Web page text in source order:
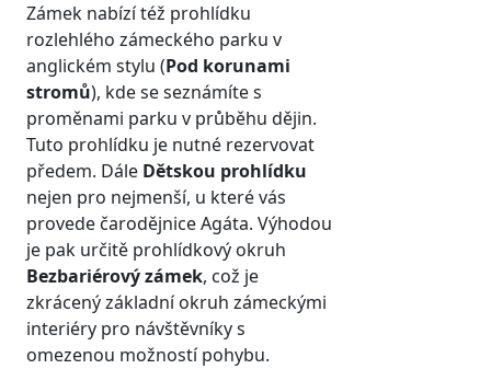
Zámek nabízí též prohlídku
rozlehlého zámeckého parku v
anglickém stylu (Pod korunami
stromů), kde se seznámíte s
proměnami parku v průběhu dějin.
Tuto prohlídku je nutné rezervovat
předem. Dále Dětskou prohlídku
nejen pro nejmenší, u které vás
provede čarodějnice Agáta. Výhodou
je pak určitě prohlídkový okruh
Bezbariérový zámek, což je
zkrácený základní okruh zámeckými
interiéry pro návštěvníky s
omezenou možností pohybu.